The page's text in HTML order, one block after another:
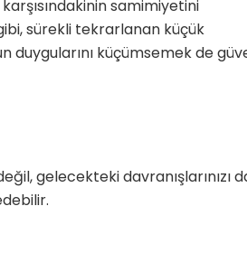
samimiyetini
sürekli tekrarlanan küçük
duygularını küçümsemek de
gelecekteki davranışlarınızı